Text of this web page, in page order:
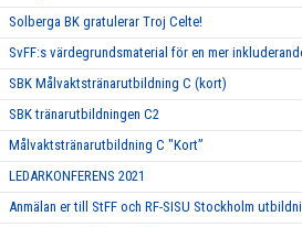
Solberga BK gratulerar Troj Celte!
SvFF:s värdegrundsmaterial för en mer
SBK Målvaktstränarutbildning C (kort)
SBK tränarutbildningen C2
Målvaktstränarutbildning C "Kort”
LEDARKONFERENS 2021
Anmälan er till StFF och RF-SISU Stockholm